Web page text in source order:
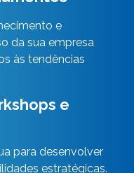
e
da sua empresa
às tendências
e
para desenvolver
estratégicas.